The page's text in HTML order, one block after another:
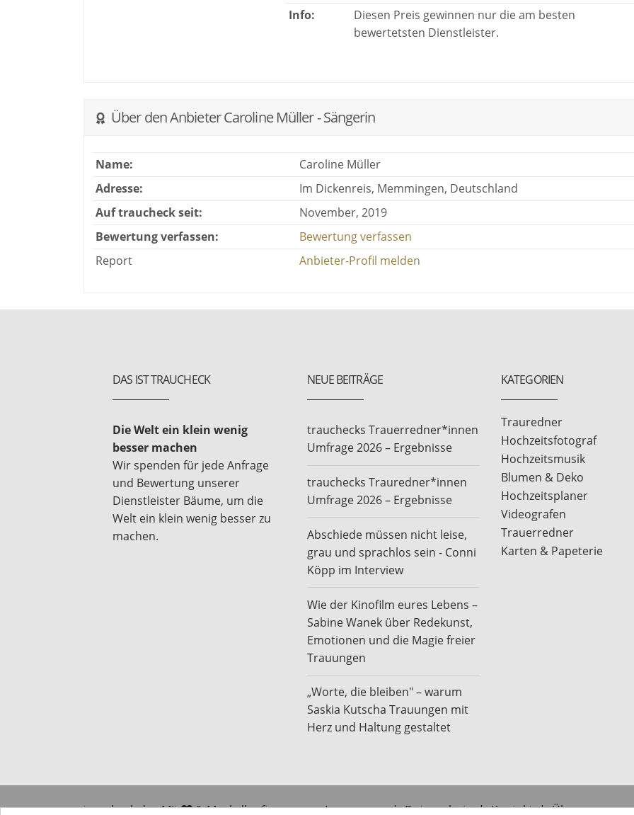
Info:
Diesen Preis gewinnen nur die am besten
bewertetsten Dienstleister.
Über den Anbieter Caroline Müller - Sängerin
Name:
Caroline Müller
Adresse:
Im Dickenreis, Memmingen, Deutschland
Auf traucheck seit:
November, 2019
Bewertung verfassen:
Bewertung verfassen
Report
Anbieter-Profil melden
DAS IST TRAUCHECK
Die Welt ein klein wenig
besser machen
Wir spenden für jede Anfrage
und Bewertung unserer
Dienstleister Bäume, um die
Welt ein klein wenig besser zu
machen.
NEUE BEITRÄGE
trauchecks Trauerredner*innen
Umfrage 2026 – Ergebnisse
trauchecks Trauredner*innen
Umfrage 2026 – Ergebnisse
Abschiede müssen nicht leise,
grau und sprachlos sein - Conni
Köpp im Interview
Wie der Kinofilm eures Lebens –
Sabine Wanek über Redekunst,
Emotionen und die Magie freier
Trauungen
„Worte, die bleiben" – warum
Saskia Kutscha Trauungen mit
Herz und Haltung gestaltet
KATEGORIEN
Trauredner
Hochzeitsfotograf
Hochzeitsmusik
Blumen & Deko
Hochzeitsplaner
Videografen
Trauerredner
Karten & Papeterie
traucheck.de - Mit & Muskelkraft Impressum | Datenschutz | Kontakt | Über uns